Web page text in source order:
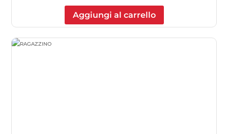
Aggiungi al carrello